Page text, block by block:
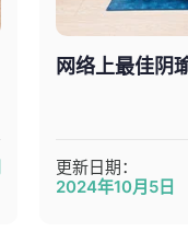
网络上最佳阴
更新日期：
2024年10月5日